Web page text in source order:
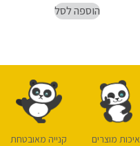
הוספה לסל
איכות מוצרים קנייה מאובטחת